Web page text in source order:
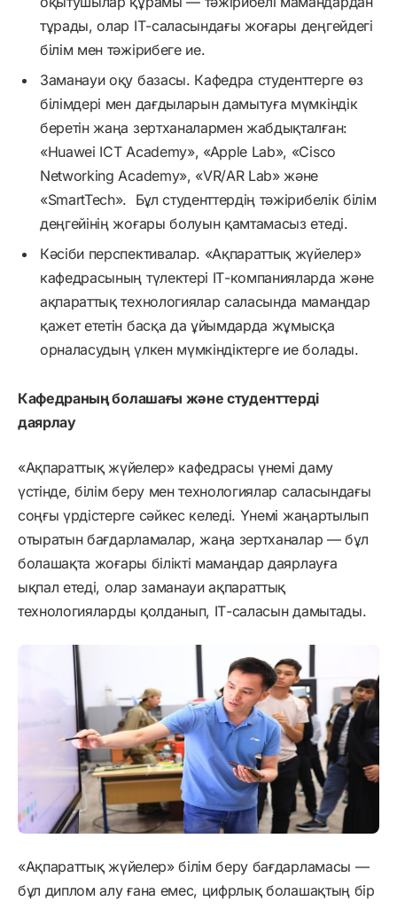
тұрады, олар ІТ-саласындағы жоғары деңгейдегі
білім мен тәжірибеге ие.
Заманауи оқу базасы. Кафедра студенттерге өз
білімдері мен дағдыларын дамытуға мүмкіндік
беретін жаңа зертханалармен жабдықталған:
«Huawei ICT Academy», «Apple Lab», «Cisco
Networking Academy», «VR/AR Lab» және
«SmartTech». Бұл студенттердің тәжірибелік білім
деңгейінің жоғары болуын қамтамасыз етеді.
Кәсіби перспективалар. «Ақпараттық жүйелер»
кафедрасының түлектері ІТ-компанияларда және
ақпараттық технологиялар саласында мамандар
қажет ететін басқа да ұйымдарда жұмысқа
орналасудың үлкен мүмкіндіктерге ие болады.
Кафедраның болашағы және студенттерді
даярлау
«Ақпараттық жүйелер» кафедрасы үнемі даму
үстінде, білім беру мен технологиялар саласындағы
соңғы үрдістерге сәйкес келеді. Үнемі жаңартылып
отыратын бағдарламалар, жаңа зертханалар — бұл
болашақта жоғары білікті мамандар даярлауға
ықпал етеді, олар заманауи ақпараттық
технологияларды қолданып, ІТ-саласын дамытады.
«Ақпараттық жүйелер» білім беру бағдарламасы —
бұл диплом алу ғана емес, цифрлық болашақтың бір